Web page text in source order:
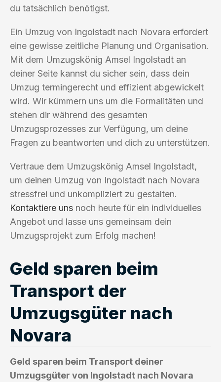
du tatsächlich benötigst.
Ein Umzug von Ingolstadt nach Novara erfordert
eine gewisse zeitliche Planung und Organisation.
Mit dem Umzugskönig Amsel Ingolstadt an
deiner Seite kannst du sicher sein, dass dein
Umzug termingerecht und effizient abgewickelt
wird. Wir kümmern uns um die Formalitäten und
stehen dir während des gesamten
Umzugsprozesses zur Verfügung, um deine
Fragen zu beantworten und dich zu unterstützen.
Vertraue dem Umzugskönig Amsel Ingolstadt,
um deinen Umzug von Ingolstadt nach Novara
stressfrei und unkompliziert zu gestalten.
Kontaktiere uns noch heute für ein individuelles
Angebot und lasse uns gemeinsam dein
Umzugsprojekt zum Erfolg machen!
Geld sparen beim
Transport der
Umzugsgüter nach
Novara
Geld sparen beim Transport deiner
Umzugsgüter von Ingolstadt nach Novara